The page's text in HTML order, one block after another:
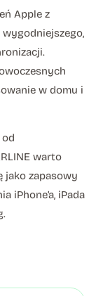
Apple z
w domu i
warto
jako zapasowy
iPhone’a, iPada